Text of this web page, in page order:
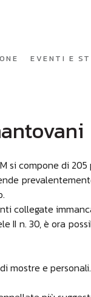
EVENTI E
si compone di
collegate
II n. 30, è ora
mostre e personali.